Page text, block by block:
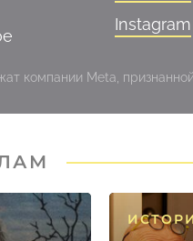
Instagram
компании Meta,